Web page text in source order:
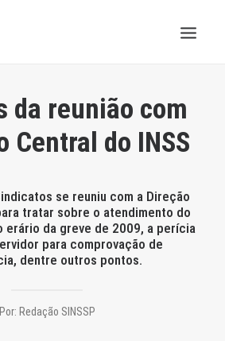
da reunião com
Central do INSS
se reuniu com a Direção
tratar sobre o atendimento do
erário da greve de 2009, a perícia
para comprovação de
dentre outros pontos.
Por: Redação SINSSP